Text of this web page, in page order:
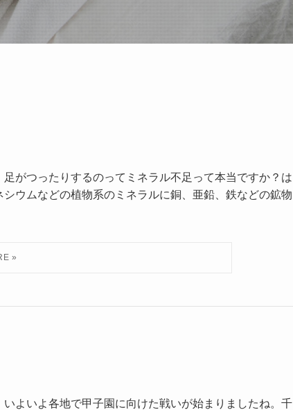
がつったりするのってミネラル不足って本当ですか？は
ウムなどの植物系のミネラルに銅、亜鉛、鉄などの鉱物
よいよ各地で甲子園に向けた戦いが始まりましたね。千